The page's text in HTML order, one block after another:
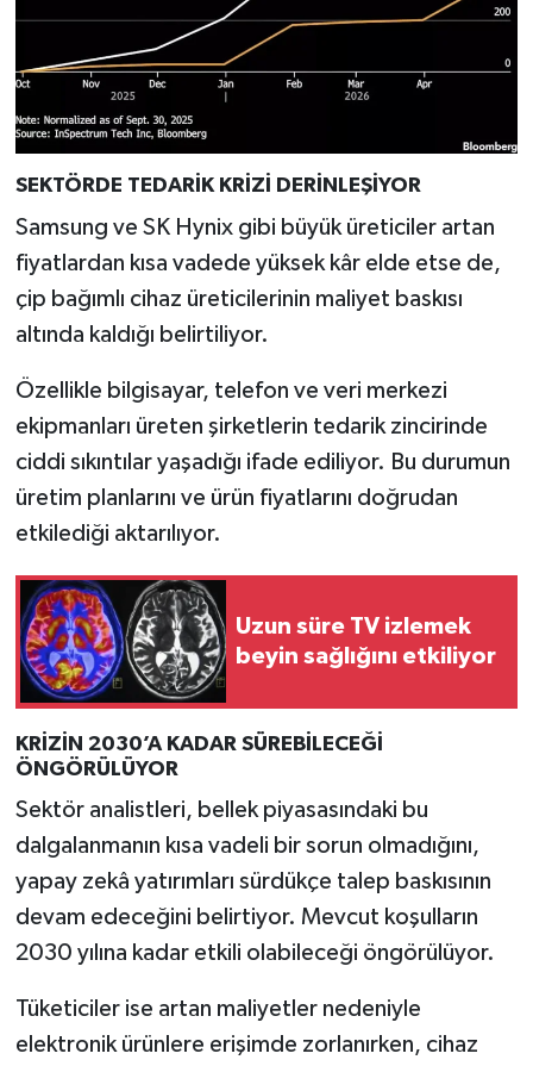
SEKTÖRDE TEDARİK KRİZİ DERİNLEŞİYOR
Samsung ve SK Hynix gibi büyük üreticiler artan
fiyatlardan kısa vadede yüksek kâr elde etse de,
çip bağımlı cihaz üreticilerinin maliyet baskısı
altında kaldığı belirtiliyor.
Özellikle bilgisayar, telefon ve veri merkezi
ekipmanları üreten şirketlerin tedarik zincirinde
ciddi sıkıntılar yaşadığı ifade ediliyor. Bu durumun
üretim planlarını ve ürün fiyatlarını doğrudan
etkilediği aktarılıyor.
Uzun süre TV izlemek
beyin sağlığını etkiliyor
KRİZİN 2030’A KADAR SÜREBİLECEĞİ
ÖNGÖRÜLÜYOR
Sektör analistleri, bellek piyasasındaki bu
dalgalanmanın kısa vadeli bir sorun olmadığını,
yapay zekâ yatırımları sürdükçe talep baskısının
devam edeceğini belirtiyor. Mevcut koşulların
2030 yılına kadar etkili olabileceği öngörülüyor.
Tüketiciler ise artan maliyetler nedeniyle
elektronik ürünlere erişimde zorlanırken, cihaz
Türkiye
Video Galeri
Yaşam